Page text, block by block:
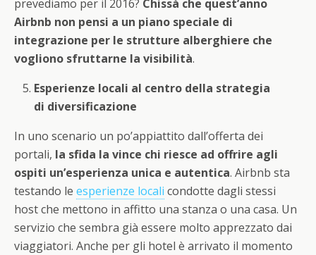
prevediamo per il 2016? Chissà che quest’anno
Airbnb non pensi a un piano speciale di
integrazione per le strutture alberghiere che
vogliono sfruttarne la visibilità.
Esperienze locali al centro della strategia
di diversificazione
In uno scenario un po’appiattito dall’offerta dei
portali, la sfida la vince chi riesce ad offrire agli
ospiti un’esperienza unica e autentica. Airbnb sta
testando le esperienze locali condotte dagli stessi
host che mettono in affitto una stanza o una casa. Un
servizio che sembra già essere molto apprezzato dai
viaggiatori. Anche per gli hotel è arrivato il momento